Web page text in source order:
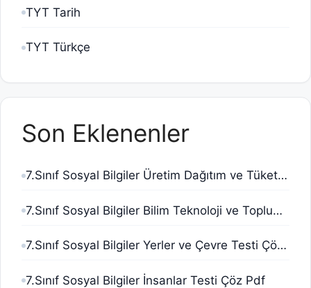
TYT Tarih
TYT Türkçe
Son Eklenenler
7.Sınıf Sosyal Bilgiler Üretim Dağıtım ve Tüketim Testi Çöz Pdf
7.Sınıf Sosyal Bilgiler Bilim Teknoloji ve Toplum Testi Çöz Pdf
7.Sınıf Sosyal Bilgiler Yerler ve Çevre Testi Çöz Pdf
7.Sınıf Sosyal Bilgiler İnsanlar Testi Çöz Pdf